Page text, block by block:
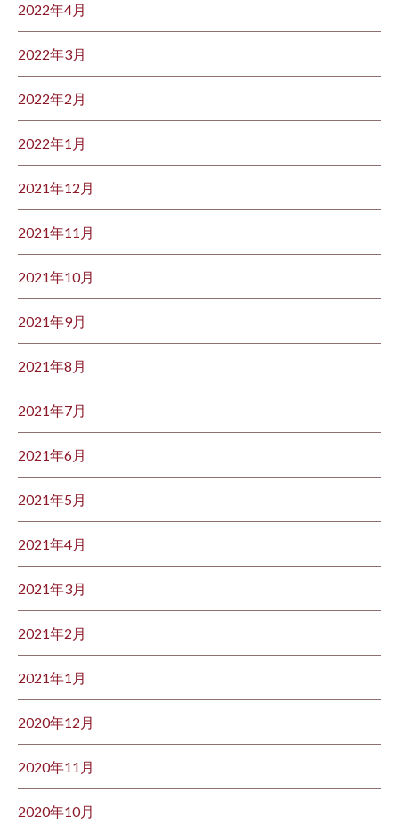
2022年4月
2022年3月
2022年2月
2022年1月
2021年12月
2021年11月
2021年10月
2021年9月
2021年8月
2021年7月
2021年6月
2021年5月
2021年4月
2021年3月
2021年2月
2021年1月
2020年12月
2020年11月
2020年10月